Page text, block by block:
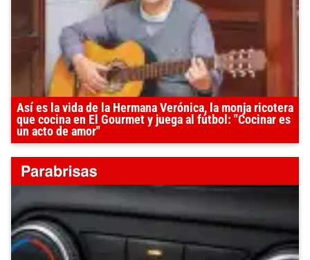
Así es la vida de la Hermana Verónica, la monja ricotera
que cocina en El Gourmet y juega al fútbol: "Cocinar es
un acto de amor"